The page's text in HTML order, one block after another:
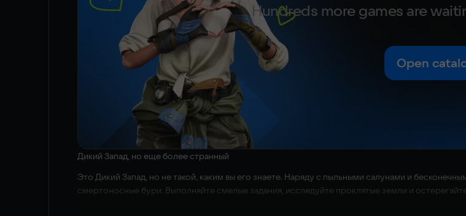
Hundreds more games are
Open
Дикий Запад, но еще более странный
Это Дикий Запад, но не такой, каким вы его знаете. Наряду с пыльными салунами и
смертоносные бури. Выполняйте смелые задания, исследуйте проклятые земли и